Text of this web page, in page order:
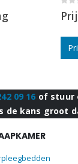
09 16 of stuur
kans groot